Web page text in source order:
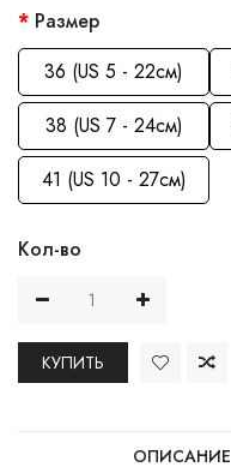
Размер
36 (US 5 - 22см)
38 (US 7 - 24см)
41 (US 10 - 27см)
Кол-во
КУПИТЬ
ОПИСАНИЕ